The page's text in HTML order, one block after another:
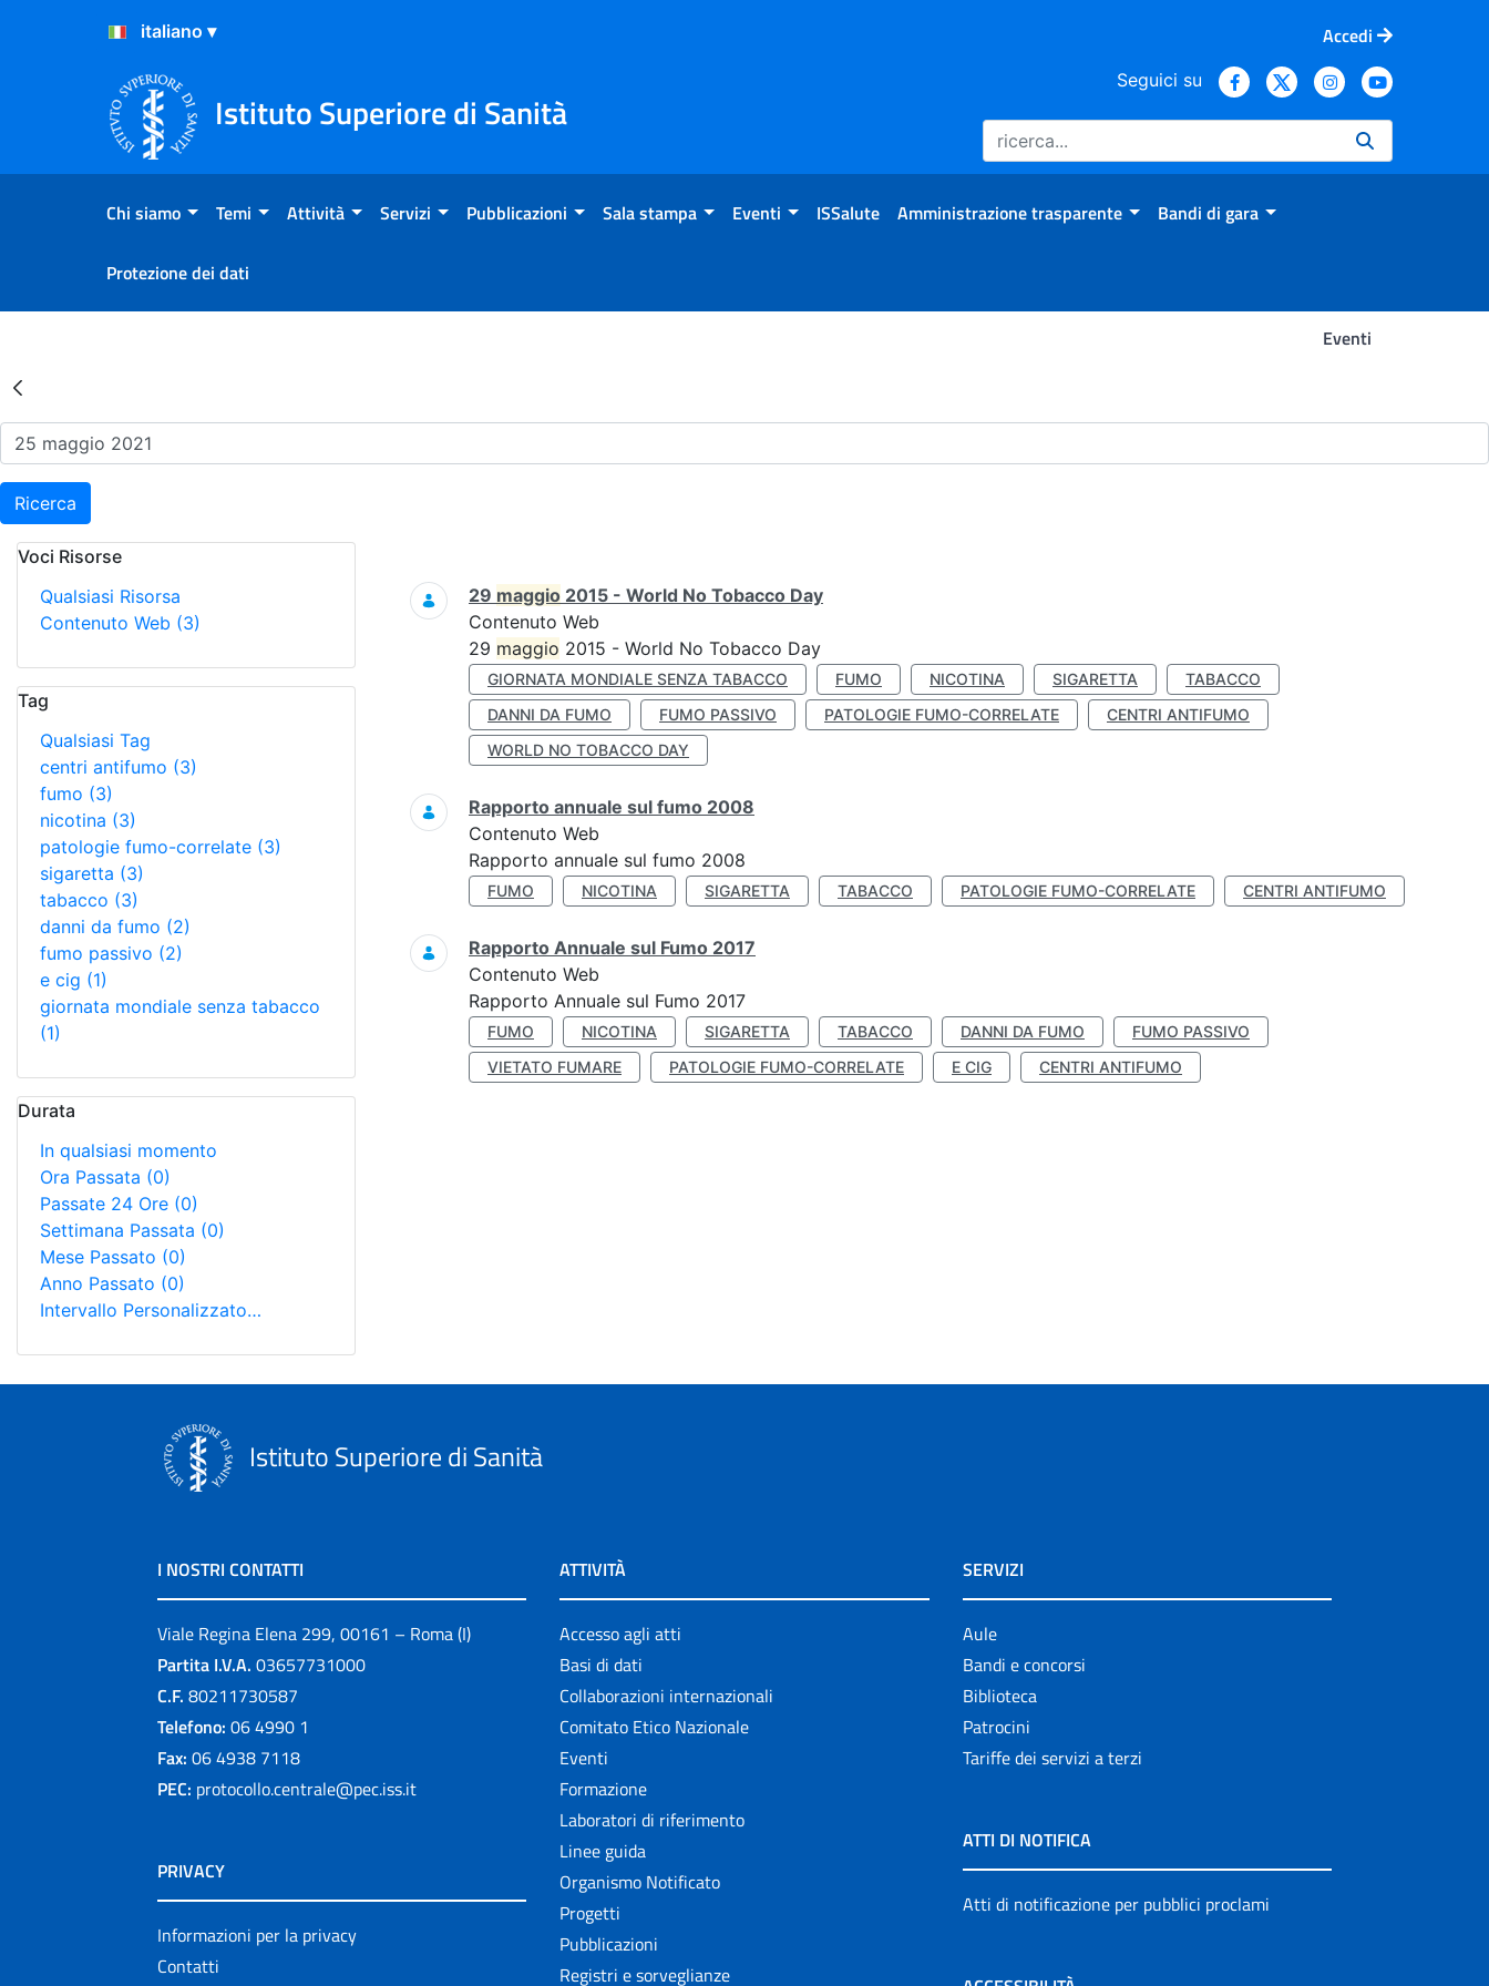
Salta al Contenuto
Salta al Footer
Accedi
Istituto Superiore di Sanità
Seguici su
Chi siamo Temi Attività Servizi Pubblicazioni Sala stampa Eventi ISSalute Amministrazione trasparente Bandi di gara
Protezione dei dati
Eventi
Risultati della Ricerca - Eventi
Ricerca
Voci Risorse
Qualsiasi Risorsa
Contenuto Web (3)
Tag
Qualsiasi Tag
centri antifumo (3)
fumo (3)
nicotina (3)
patologie fumo-correlate (3)
sigaretta (3)
tabacco (3)
danni da fumo (2)
fumo passivo (2)
e cig (1)
giornata mondiale senza tabacco
(1)
Durata
In qualsiasi momento
Ora Passata (0)
Passate 24 Ore (0)
Settimana Passata (0)
Mese Passato (0)
Anno Passato (0)
Intervallo Personalizzato…
Ricerca
29 maggio 2015 - World No Tobacco Day
Contenuto Web
29 maggio 2015 - World No Tobacco Day
GIORNATA MONDIALE SENZA TABACCO FUMO NICOTINA SIGARETTA
TABACCO
DANNI DA FUMO
FUMO PASSIVO PATOLOGIE FUMO-CORRELATE
CENTRI ANTIFUMO
WORLD NO TOBACCO DAY
Rapporto annuale sul fumo 2008
Contenuto Web
Rapporto annuale sul fumo 2008
FUMO NICOTINA SIGARETTA TABACCO PATOLOGIE FUMO-CORRELATE CENTRI ANTIFUMO
Rapporto Annuale sul Fumo 2017
Contenuto Web
Rapporto Annuale sul Fumo 2017
FUMO NICOTINA SIGARETTA TABACCO DANNI DA FUMO
FUMO PASSIVO
VIETATO FUMARE
PATOLOGIE FUMO-CORRELATE E CIG CENTRI ANTIFUMO
Istituto Superiore di Sanità
I NOSTRI CONTATTI
Viale Regina Elena 299, 00161 – Roma (I)
Partita I.V.A. 03657731000
C.F. 80211730587
Telefono: 06 4990 1
Fax: 06 4938 7118
PEC: protocollo.centrale@pec.iss.it
PRIVACY
Informazioni per la privacy
Contatti
ATTIVITÀ
Accesso agli atti
Basi di dati
Collaborazioni internazionali
Comitato Etico Nazionale
Eventi
Formazione
Laboratori di riferimento
Linee guida
Organismo Notificato
Progetti
Pubblicazioni
Registri e sorveglianze
SERVIZI
Aule
Bandi e concorsi
Biblioteca
Patrocini
Tariffe dei servizi a terzi
ATTI DI NOTIFICA
Atti di notificazione per pubblici proclami